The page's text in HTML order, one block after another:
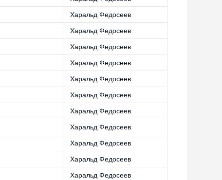
Харальд Федосеев
Харальд Федосеев
Харальд Федосеев
Харальд Федосеев
Харальд Федосеев
Харальд Федосеев
Харальд Федосеев
Харальд Федосеев
Харальд Федосеев
Харальд Федосеев
Харальд Федосеев